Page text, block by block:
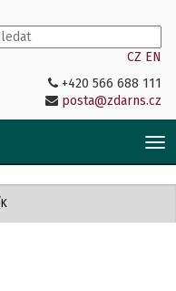
CZ EN
+420 566 688 111
posta@zdarns.cz